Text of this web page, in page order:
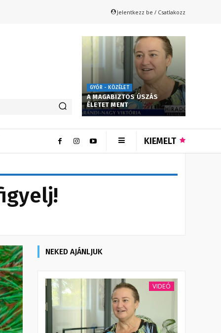
Jelentkezz be / Csatlakozz
GYŐR - KÖZÉLET
A MAGABIZTOS ÚSZÁS
ÉLETET MENT
KIEMELT
NEKED AJÁNLJUK
VIDEÓ